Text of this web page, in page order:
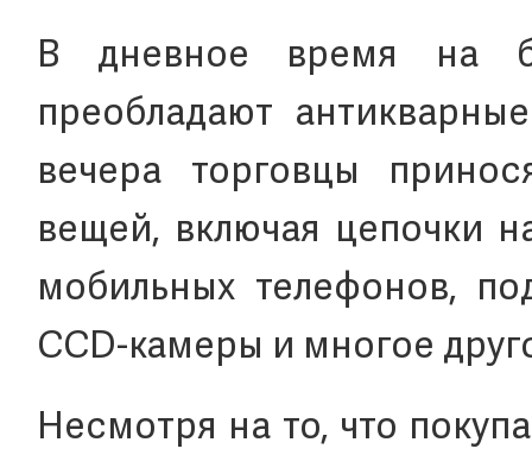
В дневное время на
преобладают
вечера торговцы
вещей, включая цепочки
мобильных телефонов,
CCD-камеры и многое
Несмотря на то, что